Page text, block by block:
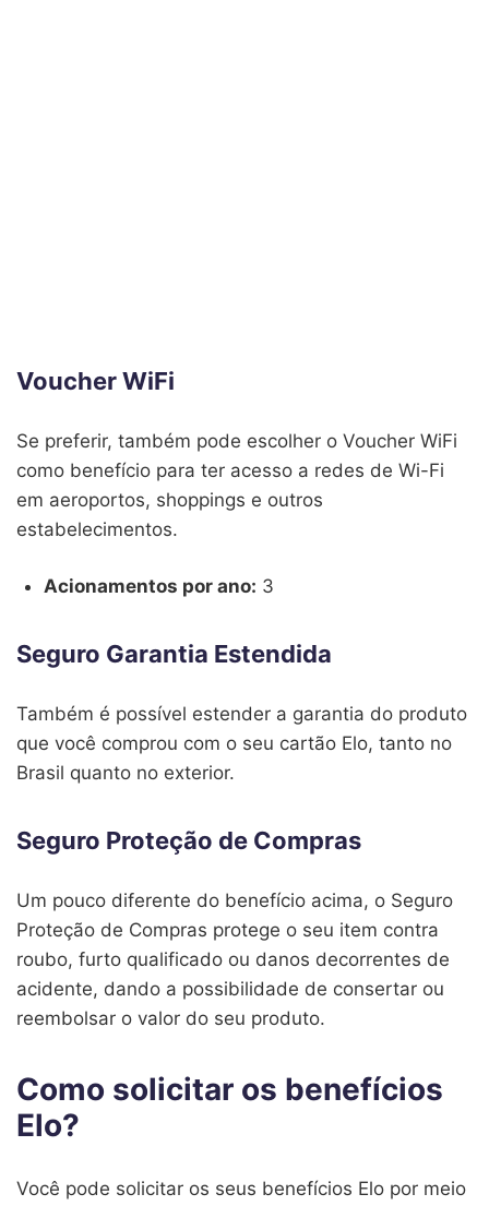
Voucher WiFi
Se preferir, também pode escolher o Voucher WiFi
como benefício para ter acesso a redes de Wi-Fi
em aeroportos, shoppings e outros
estabelecimentos.
Acionamentos por ano: 3
Seguro Garantia Estendida
Também é possível estender a garantia do produto
que você comprou com o seu cartão Elo, tanto no
Brasil quanto no exterior.
Seguro Proteção de Compras
Um pouco diferente do benefício acima, o Seguro
Proteção de Compras protege o seu item contra
roubo, furto qualificado ou danos decorrentes de
acidente, dando a possibilidade de consertar ou
reembolsar o valor do seu produto.
Como solicitar os benefícios
Elo?
Você pode solicitar os seus benefícios Elo por meio